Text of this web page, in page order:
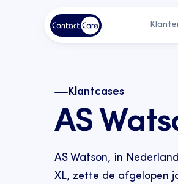
Klantcases
AS
AS Watson, in
XL, zette de afgelopen